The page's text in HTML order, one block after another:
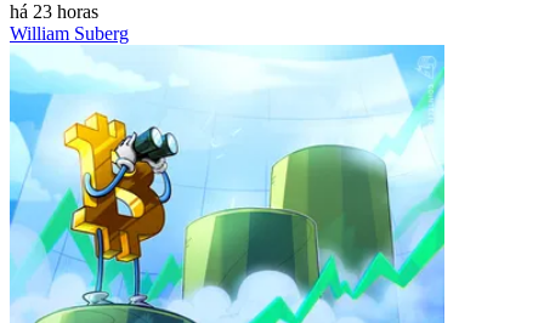
há 23 horas
William Suberg